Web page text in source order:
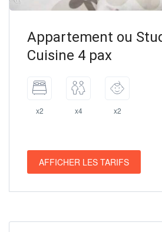
Appartement ou
Cuisine 4 pax
x2 x4 x2
AFFICHER LES TARIFS